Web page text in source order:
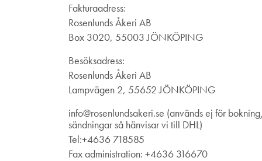
Fakturaadress:
Rosenlunds Åkeri AB
Box 3020, 55003 JÖNKÖPING
Besöksadress:
Rosenlunds Åkeri AB
Lampvägen 2, 55652 JÖNKÖPING
info@rosenlundsakeri.se (används ej för
sändningar så hänvisar vi till DHL)
Tel:+4636 718585
Fax administration: +4636 316670